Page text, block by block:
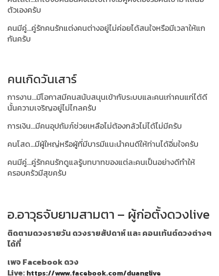
ตัวเองครับ
คนมีคู่...คู่รักคนรักแต่งคนต่างอยู่ไม่ค่อยได้สนใจหรือมีเวลาให้แก
กันครับ
คนเกิดวันเสาร์
การงาน...มีโอกาสมีคนสนับสนุนเข้ากับระบบและคนเก่าคนแก่ได้ดี
นั้นความเจริญอยู่ไม่ไกลครับ
การเงิน...มีคนอุปถัมภ์ช่วยเหลือไม่ต้องกล้วไม่ได้ไม่มีครับ
คนโสด...มีผู้ใหญ่หรือผู้ที่มีบารมีแนะนำคนดีให้ท่านได้อิ่มใจครับ
คนมีคู่...คู่รักคนรักดูแลรู้บทบาทของแต่ละคนเป็นอย่างดีทำให้
ครอบครัวมีสุขครับ
อ.อาวุธจับยามสามตา – ผู้ก่อตั้งดวงlive
ติดตามดวงรายวัน ดวงรายสัปดาห์ และ คอนเท้นต์ดวงต่างๆ
ได้ที่
เพจ Facebook ดวง
Live:https://www.facebook.com/duanglive